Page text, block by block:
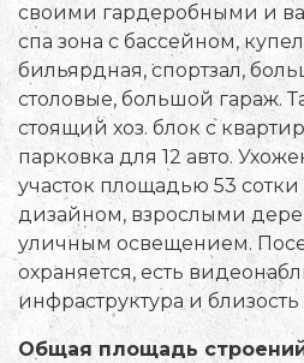
своими гардеробными и
спа зона с бассейном,
бильярдная, спортзал,
столовые, большой гараж.
стоящий хоз. блок с
парковка для 12 авто.
участок площадью 53
дизайном, взрослыми
уличным освещением.
охраняется, есть
инфраструктура и
Общая площадь